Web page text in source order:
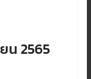
น 2565